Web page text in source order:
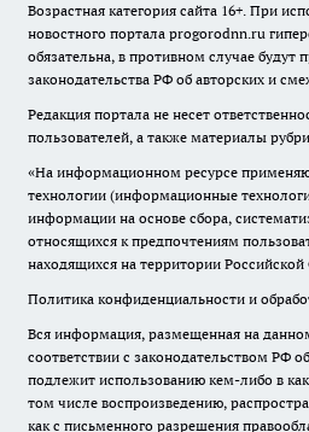
Возрастная категория сайта 16+. При
новостного портала progorodnn.ru
обязательна, в противном случае
законодательства РФ об авторских и
Редакция портала не несет
пользователей, а также материалы
«На информационном ресурсе
технологии (информационные
информации на основе сбора,
относящихся к предпочтениям
находящихся на территории
Политика конфиденциальности и
Вся информация, размещенная на
соответствии с законодательством РФ
подлежит использованию кем-либо в
том числе воспроизведению,
как с письменного разрешения